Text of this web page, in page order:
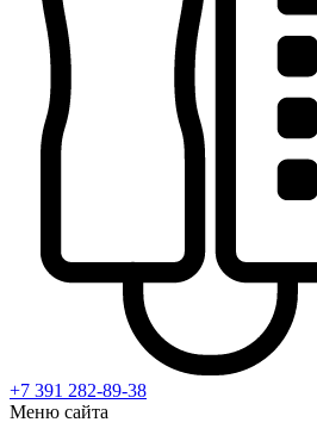
+7 391 282-89-38
Меню сайта